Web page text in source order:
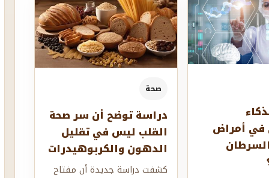
في أمراض
صحة
دراسة توضح أن سر صحة
القلب ليس في تقليل
الدهون والكربوهيدرات
كشفت دراسة جديدة أن مفتاح